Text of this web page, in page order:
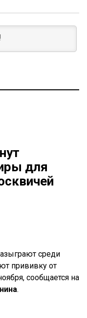
для
среди
прививку от
сообщается на
.